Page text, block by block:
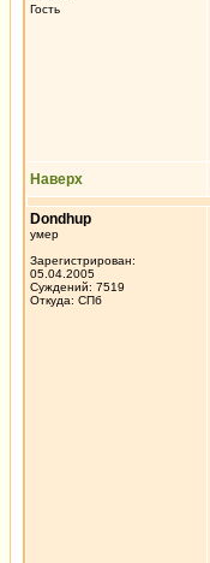
Гость
Наверх
Dondhup
умер
Зарегистрирован:
05.04.2005
Суждений: 7519
Откуда: СПб